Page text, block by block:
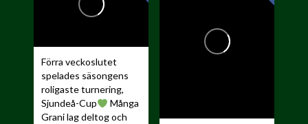
Förra veckoslutet
spelades säsongens
roligaste turnering,
Sjundeå-Cup
Många
Grani lag deltog och